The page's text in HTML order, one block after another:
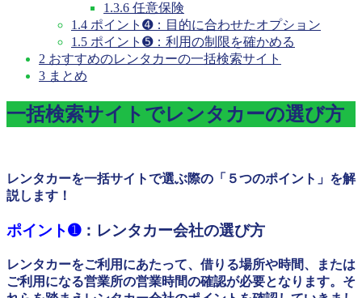
1.3.6 任意保険
1.4 ポイント➍：目的に合わせたオプション
1.5 ポイント➎：利用の制限を確かめる
2 おすすめのレンタカーの一括検索サイト
3 まとめ
一括検索サイトでレンタカーの選び方
レンタカーを一括サイトで選ぶ際の「５つのポイント」を解
説します！
ポイント➊：レンタカー会社の選び方
レンタカーをご利用にあたって、借りる場所や時間、または
ご利用になる営業所の営業時間の確認が必要となります。そ